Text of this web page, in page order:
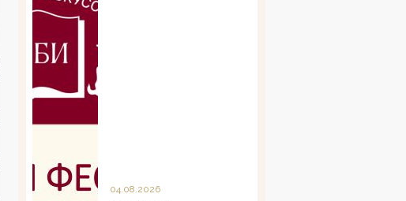
04.08.2026